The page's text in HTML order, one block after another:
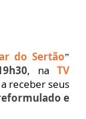
do Sertão”
, naTV
a receber seus
e